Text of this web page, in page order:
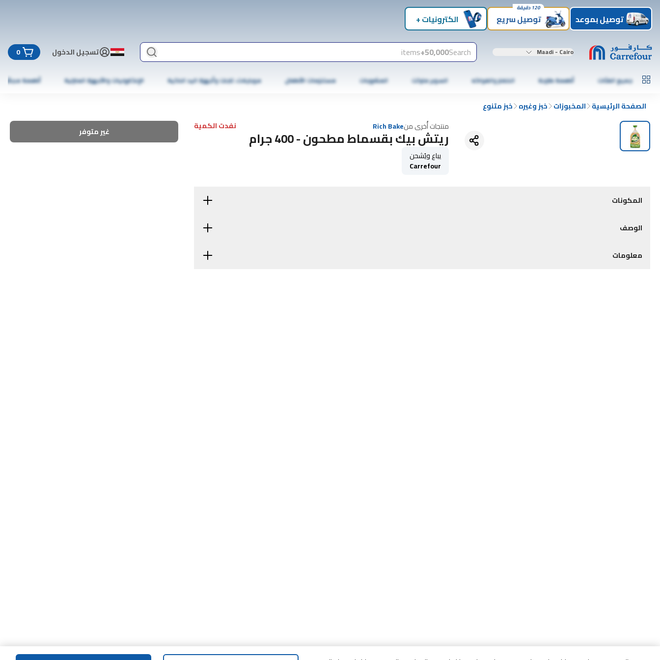
توصيل بموعد توصيل سريع
120 دقيقة
الكترونيات +
Maadi - Cairo
Search
50,000+
items تسجيل الدخول 0
جميع الفئات أطعمة طازجة الخضار والفواكه السوبر ماركت المشروبات مستلزمات الأطفال موبايلات، تابلت وأجهزة اليد الذكية الإلكترونيات والأجهزة المنزلية أطعمة مجمّدة
الصفحة الرئيسية المخبوزات خبز وغيره خبز متنوع
منتجات أُخرى منRich Bake نفدت الكمية
ريتش بيك بقسماط مطحون - 400 جرام
يباع ويُشحن
Carrefour
غير متوفر
المكونات
الوصف
معلومات